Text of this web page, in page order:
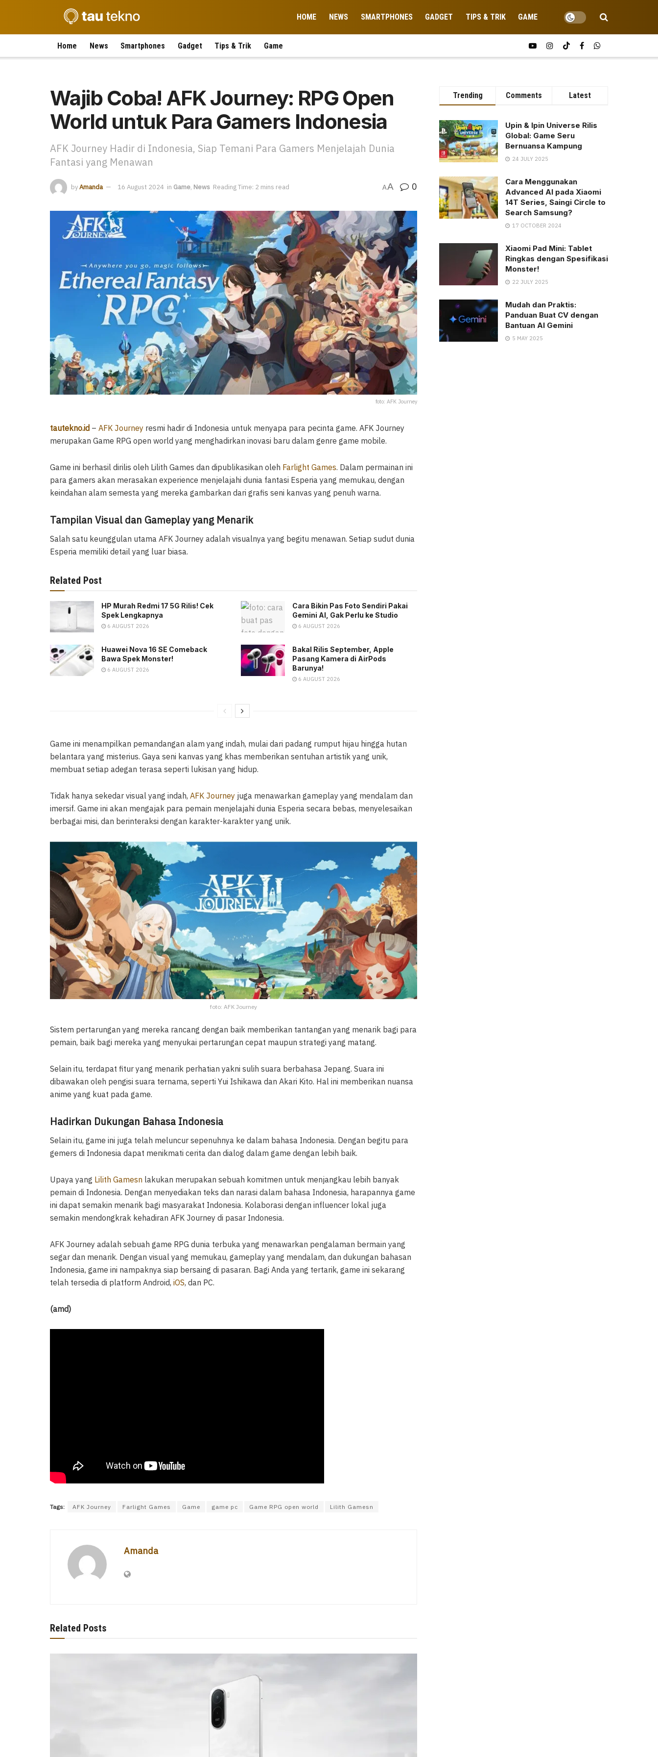
HOME NEWS SMARTPHONES GADGET TIPS & TRIK GAME
Home News Smartphones Gadget Tips & Trik Game
Wajib Coba! AFK Journey: RPG Open
World untuk Para Gamers Indonesia
AFK Journey Hadir di Indonesia, Siap Temani Para Gamers Menjelajah Dunia
Fantasi yang Menawan
byAmanda 16 August 2024 in Game, News Reading Time: 2 mins read AA 0
foto: AFK Journey
tautekno.id – AFK Journey resmi hadir di Indonesia untuk menyapa para pecinta game. AFK Journey
merupakan Game RPG open world yang menghadirkan inovasi baru dalam genre game mobile.
Game ini berhasil dirilis oleh Lilith Games dan dipublikasikan oleh Farlight Games. Dalam permainan ini
para gamers akan merasakan experience menjelajahi dunia fantasi Esperia yang memukau, dengan
keindahan alam semesta yang mereka gambarkan dari grafis seni kanvas yang penuh warna.
Tampilan Visual dan Gameplay yang Menarik
Salah satu keunggulan utama AFK Journey adalah visualnya yang begitu menawan. Setiap sudut dunia
Esperia memiliki detail yang luar biasa.
Related Post
HP Murah Redmi 17 5G Rilis! Cek
Spek Lengkapnya
6 AUGUST 2026
Cara Bikin Pas Foto Sendiri Pakai
Gemini AI, Gak Perlu ke Studio
6 AUGUST 2026
Huawei Nova 16 SE Comeback
Bawa Spek Monster!
6 AUGUST 2026
Bakal Rilis September, Apple
Pasang Kamera di AirPods
Barunya!
6 AUGUST 2026
Game ini menampilkan pemandangan alam yang indah, mulai dari padang rumput hijau hingga hutan
belantara yang misterius. Gaya seni kanvas yang khas memberikan sentuhan artistik yang unik,
membuat setiap adegan terasa seperti lukisan yang hidup.
Tidak hanya sekedar visual yang indah, AFK Journey juga menawarkan gameplay yang mendalam dan
imersif. Game ini akan mengajak para pemain menjelajahi dunia Esperia secara bebas, menyelesaikan
berbagai misi, dan berinteraksi dengan karakter-karakter yang unik.
foto: AFK Journey
Sistem pertarungan yang mereka rancang dengan baik memberikan tantangan yang menarik bagi para
pemain, baik bagi mereka yang menyukai pertarungan cepat maupun strategi yang matang.
Selain itu, terdapat fitur yang menarik perhatian yakni sulih suara berbahasa Jepang. Suara ini
dibawakan oleh pengisi suara ternama, seperti Yui Ishikawa dan Akari Kito. Hal ini memberikan nuansa
anime yang kuat pada game.
Hadirkan Dukungan Bahasa Indonesia
Selain itu, game ini juga telah meluncur sepenuhnya ke dalam bahasa Indonesia. Dengan begitu para
gemers di Indonesia dapat menikmati cerita dan dialog dalam game dengan lebih baik.
Upaya yang Lilith Gamesn lakukan merupakan sebuah komitmen untuk menjangkau lebih banyak
pemain di Indonesia. Dengan menyediakan teks dan narasi dalam bahasa Indonesia, harapannya game
ini dapat semakin menarik bagi masyarakat Indonesia. Kolaborasi dengan influencer lokal juga
semakin mendongkrak kehadiran AFK Journey di pasar Indonesia.
AFK Journey adalah sebuah game RPG dunia terbuka yang menawarkan pengalaman bermain yang
segar dan menarik. Dengan visual yang memukau, gameplay yang mendalam, dan dukungan bahasan
Indonesia, game ini nampaknya siap bersaing di pasaran. Bagi Anda yang tertarik, game ini sekarang
telah tersedia di platform Android, iOS, dan PC.
(amd)
Tags: AFK Journey Farlight Games Game game pc Game RPG open world Lilith Gamesn
Amanda
Related Posts
Trending Comments Latest
Upin & Ipin Universe Rilis
Global: Game Seru
Bernuansa Kampung
24 JULY 2025
Cara Menggunakan
Advanced AI pada Xiaomi
14T Series, Saingi Circle to
Search Samsung?
17 OCTOBER 2024
Xiaomi Pad Mini: Tablet
Ringkas dengan Spesifikasi
Monster!
22 JULY 2025
Mudah dan Praktis:
Panduan Buat CV dengan
Bantuan AI Gemini
5 MAY 2025